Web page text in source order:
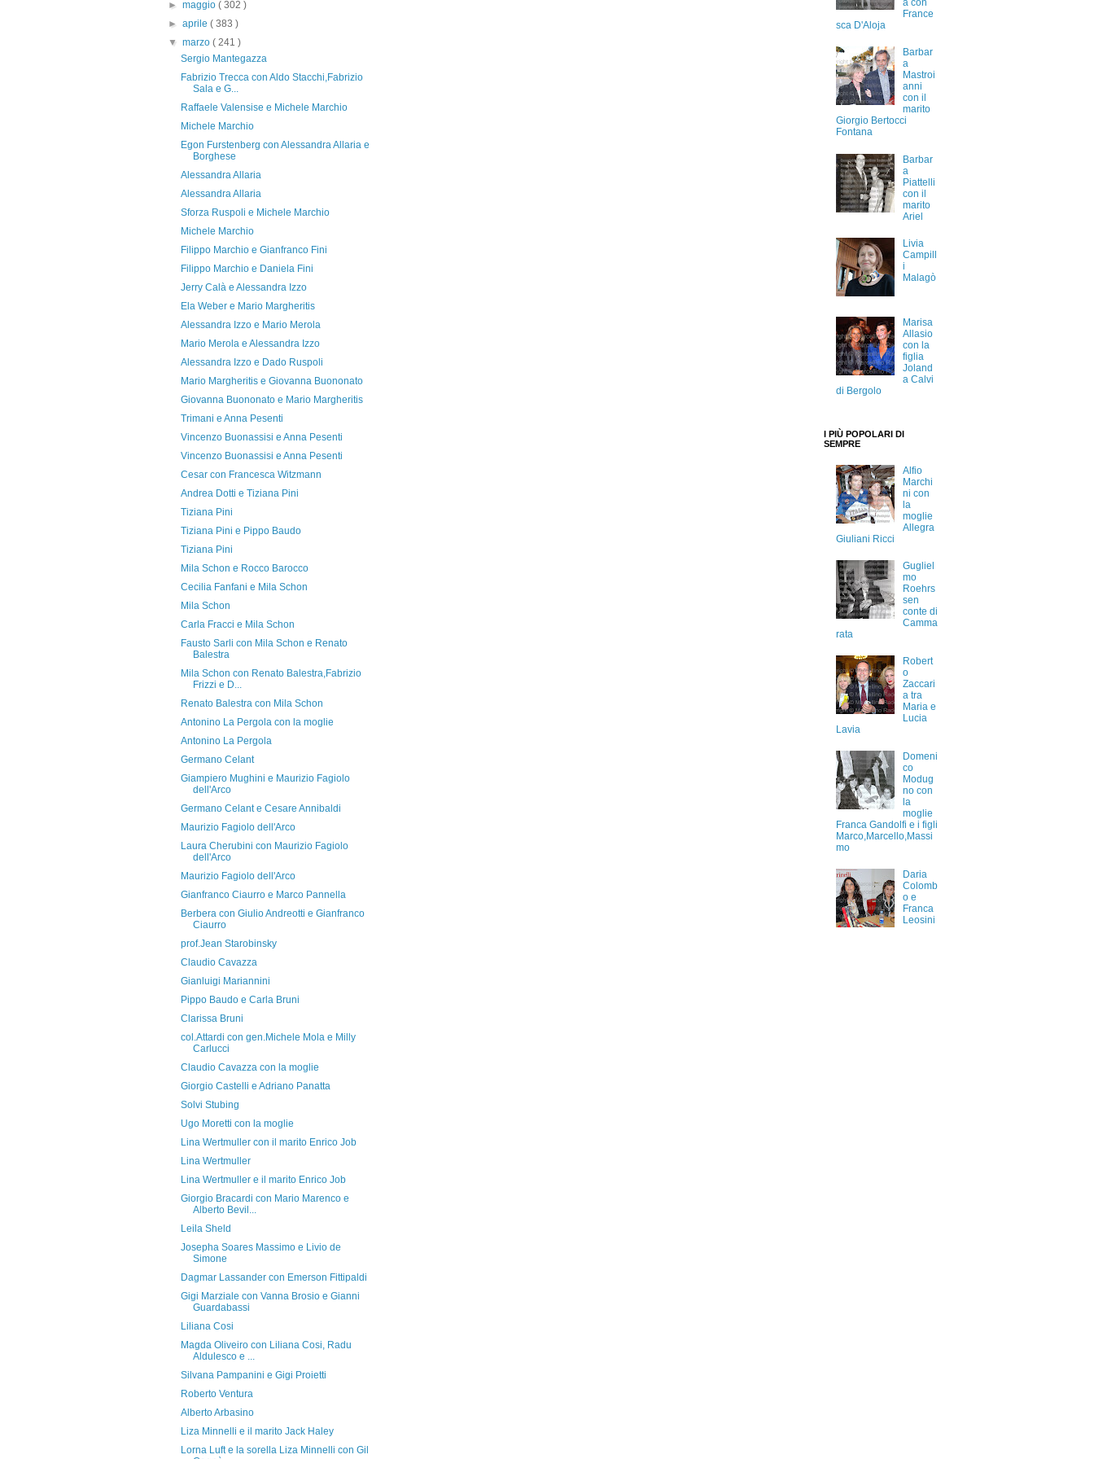
►maggio( 302 )
►aprile( 383 )
▼marzo( 241 )
Sergio Mantegazza
Fabrizio Trecca con Aldo Stacchi,Fabrizio
Sala e G...
Raffaele Valensise e Michele Marchio
Michele Marchio
Egon Furstenberg con Alessandra Allaria e
Borghese
Alessandra Allaria
Alessandra Allaria
Sforza Ruspoli e Michele Marchio
Michele Marchio
Filippo Marchio e Gianfranco Fini
Filippo Marchio e Daniela Fini
Jerry Calà e Alessandra Izzo
Ela Weber e Mario Margheritis
Alessandra Izzo e Mario Merola
Mario Merola e Alessandra Izzo
Alessandra Izzo e Dado Ruspoli
Mario Margheritis e Giovanna Buononato
Giovanna Buononato e Mario Margheritis
Trimani e Anna Pesenti
Vincenzo Buonassisi e Anna Pesenti
Vincenzo Buonassisi e Anna Pesenti
Cesar con Francesca Witzmann
Andrea Dotti e Tiziana Pini
Tiziana Pini
Tiziana Pini e Pippo Baudo
Tiziana Pini
Mila Schon e Rocco Barocco
Cecilia Fanfani e Mila Schon
Mila Schon
Carla Fracci e Mila Schon
Fausto Sarli con Mila Schon e Renato
Balestra
Mila Schon con Renato Balestra,Fabrizio
Frizzi e D...
Renato Balestra con Mila Schon
Antonino La Pergola con la moglie
Antonino La Pergola
Germano Celant
Giampiero Mughini e Maurizio Fagiolo
dell'Arco
Germano Celant e Cesare Annibaldi
Maurizio Fagiolo dell'Arco
Laura Cherubini con Maurizio Fagiolo
dell'Arco
Maurizio Fagiolo dell'Arco
Gianfranco Ciaurro e Marco Pannella
Berbera con Giulio Andreotti e Gianfranco
Ciaurro
prof.Jean Starobinsky
Claudio Cavazza
Gianluigi Mariannini
Pippo Baudo e Carla Bruni
Clarissa Bruni
col.Attardi con gen.Michele Mola e Milly
Carlucci
Claudio Cavazza con la moglie
Giorgio Castelli e Adriano Panatta
Solvi Stubing
Ugo Moretti con la moglie
Lina Wertmuller con il marito Enrico Job
Lina Wertmuller
Lina Wertmuller e il marito Enrico Job
Giorgio Bracardi con Mario Marenco e
Alberto Bevil...
Leila Sheld
Josepha Soares Massimo e Livio de
Simone
Dagmar Lassander con Emerson Fittipaldi
Gigi Marziale con Vanna Brosio e Gianni
Guardabassi
Liliana Cosi
Magda Oliveiro con Liliana Cosi, Radu
Aldulesco e ...
Silvana Pampanini e Gigi Proietti
Roberto Ventura
Alberto Arbasino
Liza Minnelli e il marito Jack Haley
Lorna Luft e la sorella Liza Minnelli con Gil
a con
France
sca D'Aloja
Barbar
a
Mastroi
anni
con il
marito
Giorgio Bertocci
Fontana
Barbar
a
Piattelli
con il
marito
Ariel
Livia
Campill
i
Malagò
Marisa
Allasio
con la
figlia
Joland
a Calvi
di Bergolo
I PIÙ POPOLARI DI
SEMPRE
Alfio
Marchi
ni con
la
moglie
Allegra
Giuliani Ricci
Gugliel
mo
Roehrs
sen
conte di
Camma
rata
Robert
o
Zaccari
a tra
Maria e
Lucia
Lavia
Domeni
co
Modug
no con
la
moglie
Franca Gandolfi e i figli
Marco,Marcello,Massi
mo
Daria
Colomb
o e
Franca
Leosini